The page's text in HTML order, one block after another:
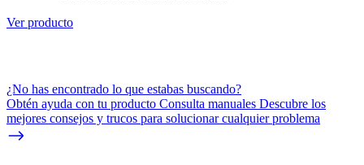
Ver producto
¿No has encontrado lo que estabas buscando?
Obtén ayuda con tu producto Consulta manuales Descubre los
mejores consejos y trucos para solucionar cualquier problema